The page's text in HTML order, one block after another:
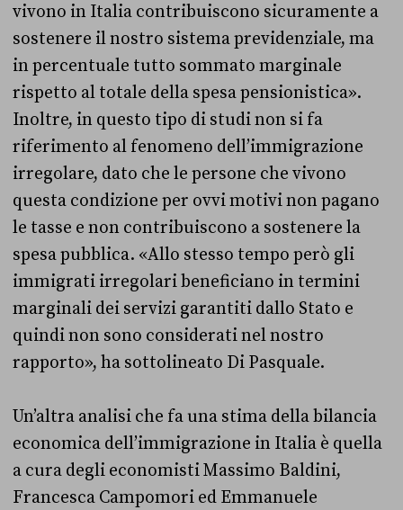
vivono in Italia contribuiscono sicuramente a
sostenere il nostro sistema previdenziale, ma
in percentuale tutto sommato marginale
rispetto al totale della spesa pensionistica».
Inoltre, in questo tipo di studi non si fa
riferimento al fenomeno dell’immigrazione
irregolare, dato che le persone che vivono
questa condizione per ovvi motivi non pagano
le tasse e non contribuiscono a sostenere la
spesa pubblica. «Allo stesso tempo però gli
immigrati irregolari beneficiano in termini
marginali dei servizi garantiti dallo Stato e
quindi non sono considerati nel nostro
rapporto», ha sottolineato Di Pasquale.
Un’altra analisi che fa una stima della bilancia
economica dell’immigrazione in Italia è quella
a cura degli economisti Massimo Baldini,
Francesca Campomori ed Emmanuele